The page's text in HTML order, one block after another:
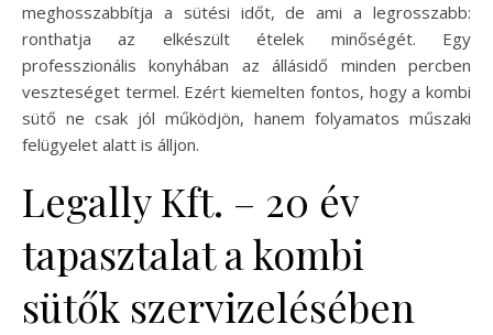
meghosszabbítja a sütési időt, de ami a legrosszabb:
ronthatja az elkészült ételek minőségét. Egy
professzionális konyhában az állásidő minden percben
veszteséget termel. Ezért kiemelten fontos, hogy a kombi
sütő ne csak jól működjön, hanem folyamatos műszaki
felügyelet alatt is álljon.
Legally Kft. – 20 év
tapasztalat a kombi
sütők szervizelésében